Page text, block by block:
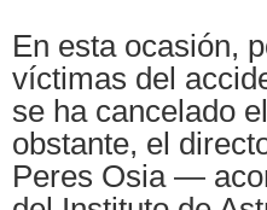
En esta ocasión,
víctimas del
se ha cancelado
obstante, el
Peres Osia —